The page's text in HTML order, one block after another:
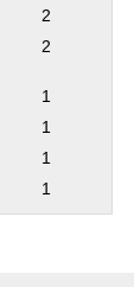
2
2
1
1
1
1